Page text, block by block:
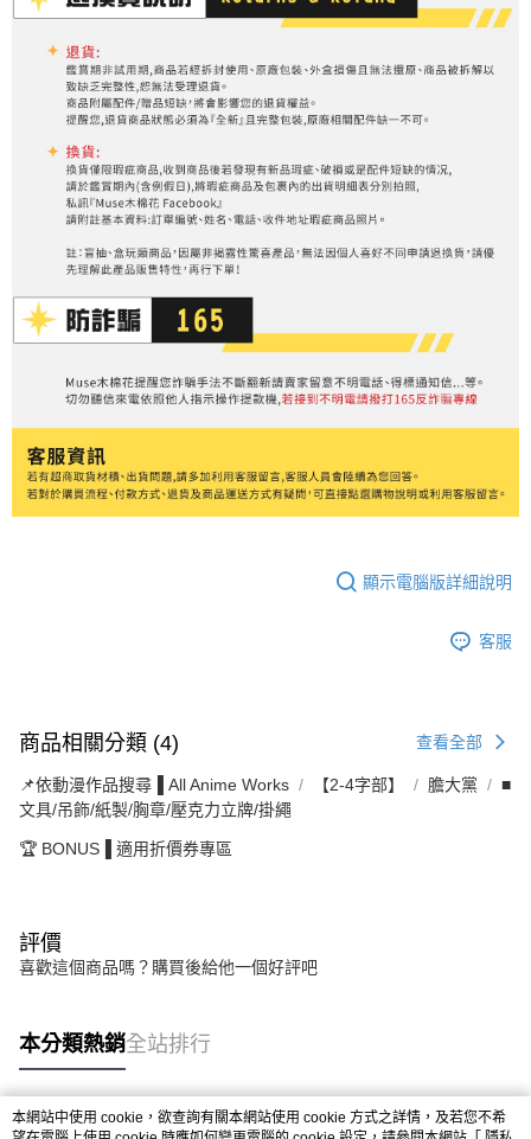
顯示電腦版詳細說明
客服
商品相關分類 (4) 查看全部
📌依動漫作品搜尋▐ All Anime Works 【2-4字部】 膽大黨
■
文具/吊飾/紙製/胸章/壓克力立牌/掛繩
🏆 BONUS▐ 適用折價券專區
評價
喜歡這個商品嗎？購買後給他一個好評吧
本分類熱銷全站排行
本網站中使用 cookie，欲查詢有關本網站使用 cookie 方式之詳情，及若您不希